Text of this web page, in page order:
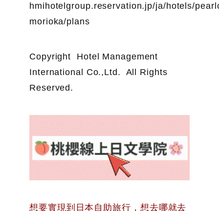
hmihotelgroup.reservation.jp/ja/hotels/
morioka/plans
Copyright Hotel Management
International Co.,Ltd. All Rights
Reserved.
想要實現到日本自助旅行，想去哪就去